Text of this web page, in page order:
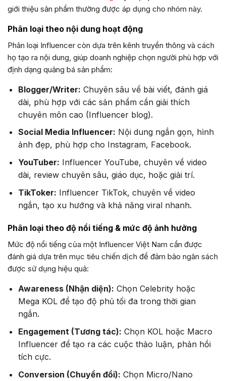
giới thiệu sản phẩm thường được áp dụng cho nhóm này.
Phân loại theo nội dung hoạt động
Phân loại Influencer còn dựa trên kênh truyền thông và cách
họ tạo ra nội dung, giúp doanh nghiệp chọn người phù hợp với
định dạng quảng bá sản phẩm:
Blogger/Writer: Chuyên sâu về bài viết, đánh giá
dài, phù hợp với các sản phẩm cần giải thích
chuyên môn cao (Influencer blog).
Social Media Influencer: Nội dung ngắn gọn, hình
ảnh đẹp, phù hợp cho Instagram, Facebook.
YouTuber: Influencer YouTube, chuyên về video
dài, review chuyên sâu, giáo dục, hoặc giải trí.
TikToker: Influencer TikTok, chuyên về video
ngắn, tạo xu hướng và khả năng viral nhanh.
Phân loại theo độ nổi tiếng & mức độ ảnh hưởng
Mức độ nổi tiếng của một Influencer Việt Nam cần được
đánh giá dựa trên mục tiêu chiến dịch để đảm bảo ngân sách
được sử dụng hiệu quả:
Awareness (Nhận diện): Chọn Celebrity hoặc
Mega KOL để tạo độ phủ tối đa trong thời gian
ngắn.
Engagement (Tương tác): Chọn KOL hoặc Macro
Influencer để tạo ra các cuộc thảo luận, phản hồi
tích cực.
Conversion (Chuyển đổi): Chọn Micro/Nano